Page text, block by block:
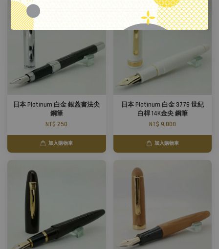
日本 Platinum 白金 銀蓋書法尖
鋼筆
NT$ 250
加入購物車
日本 Platinum 白金 3776 世紀
白桿 14K金尖 鋼筆
NT$ 9,000
加入購物車